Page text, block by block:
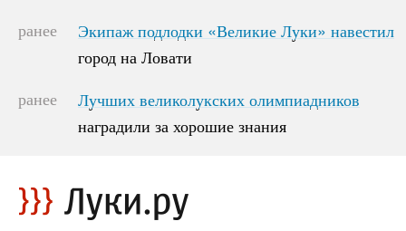
ранее
Экипаж подлодки «Великие Луки» навестил
город на Ловати
Экипаж подлодки «Великие Луки» навестил
город на Ловати
ранее
Лучших великолукских олимпиадников
наградили за хорошие знания
Лучших великолукских олимпиадников
наградили за хорошие знания